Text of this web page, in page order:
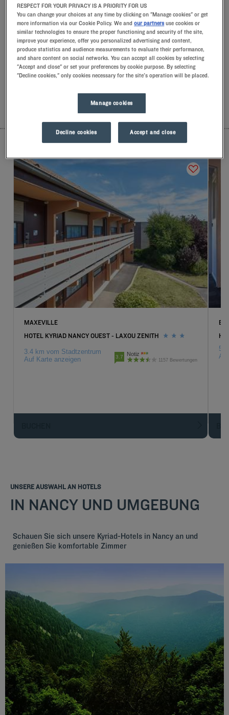
Unsere Hotels in Nancy
Lassen Sie sich verwöhnen – entdecken Sie unsere Kyriad-
Hotels in Nancy. Bei Ihrer Ankunft werden Sie von unseren
Mitarbeitern mit einem Lächeln begrüßt und mit kleinen,
aufmerksamen Gesten empfangen.Entdecken Sie den
einzigartigen Komfort unserer Memoryfoam-Kissen.Und um
den Tag richtig zu beginnen, sollten Sie das Besondere bei
Kyriad kosten.Gönnen Sie sich zum Frühstück einen kühlen
MAXEVILLE
HOTEL KYRIAD NANCY OUEST - LAXOU ZENITH
3.4 km vom Stadtzentrum
Auf Karte anzeigen
3.7 Notiz
1157 Bewertungen
UNSERE AUSWAHL AN HOTELS
IN NANCY UND UMGEBUNG
Schauen Sie sich unsere Kyriad-Hotels in Nancy an und
genießen Sie komfortable Zimmer
RESPECT FOR YOUR PRIVACY IS A PRIORITY FOR US
You can change your choices at any time by clicking on "Manage cookies" or get
more information via our Cookie Policy. We andour partners use cookies or
similar technologies to ensure the proper functioning and security of the site,
improve your experience, offer you personalized advertising and content,
produce statistics and audience measurements to evaluate their performance,
and share content on social networks. You can accept all cookies by selecting
"Accept and close" or set your preferences by cookie purpose. By selecting
"Decline cookies," only cookies necessary for the site's operation will be placed.
Manage cookies
Decline cookies Accept and close